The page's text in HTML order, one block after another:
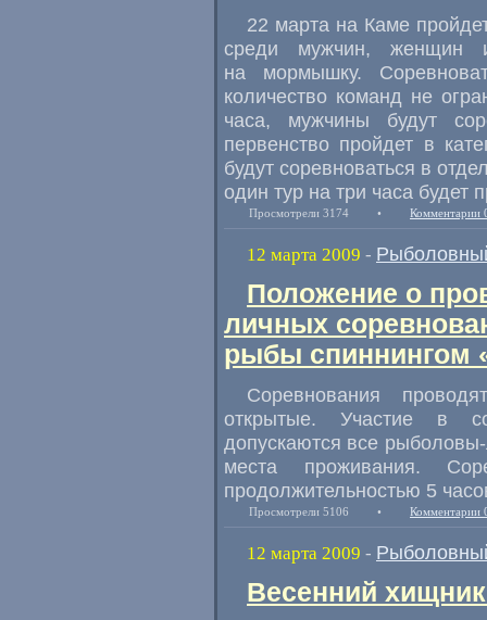
22 марта на Каме
среди мужчин,
на мормышку.
количество команд не
часа, мужчины будут
первенство пройдет в
будут соревноваться в
один тур на три часа
Просмотрели 3174 • Комментарии
12 марта 2009 -
Положение о
личных
рыбы спиннингом
Соревнования
открытые. Участие в
допускаются все
места проживания.
продолжительностью 5
Просмотрели 5106 • Комментарии
12 марта 2009 -
Весенний